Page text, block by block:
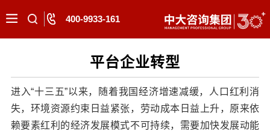
400-9933-161
平台企业转型
进入“十三五”以来，随着我国经济增速减缓，人口红利消
失，环境资源约束日益紧张，劳动成本日益上升，原来依
赖要素红利的经济发展模式不可持续，需要加快发展动能